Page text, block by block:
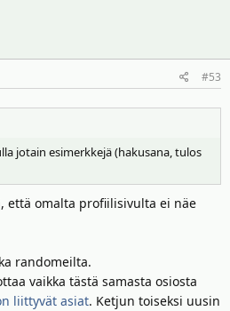
#53
jotain esimerkkejä (hakusana, tulos
että omalta profiilisivulta ei näe
randomeilta.
vaikka tästä samasta osiosta
liittyvät asiat. Ketjun toiseksi uusin